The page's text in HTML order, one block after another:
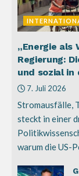
„Energie als
Regierung:
und sozial in
7. Juli 2026
Stromausfälle,
steckt in einer
warum die US-